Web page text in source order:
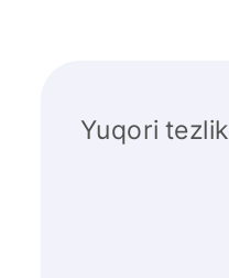
Yuqori tezlik